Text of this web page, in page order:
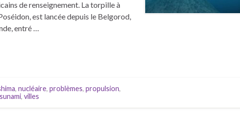
de renseignement. La torpille à
est lancée depuis le Belgorod,
entré …
, nucléaire, problèmes, propulsion,
, villes